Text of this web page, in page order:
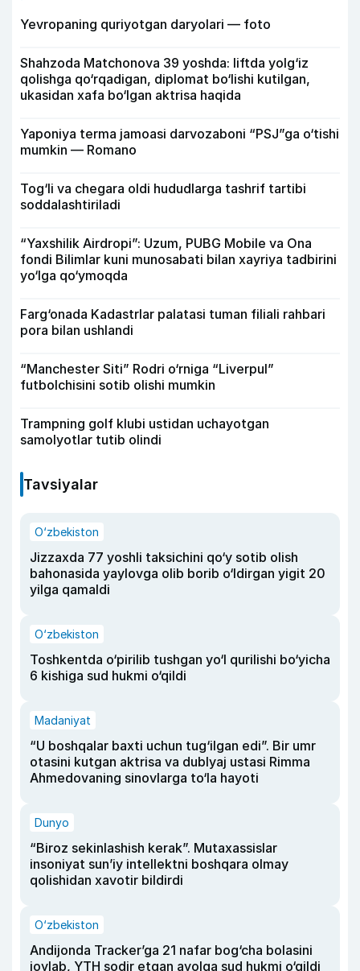
Yevropaning quriyotgan daryolari — foto
Shahzoda Matchonova 39 yoshda: liftda yolg‘iz
qolishga qo‘rqadigan, diplomat bo‘lishi kutilgan,
ukasidan xafa bo‘lgan aktrisa haqida
Yaponiya terma jamoasi darvozaboni “PSJ”ga o‘tishi
mumkin — Romano
Tog‘li va chegara oldi hududlarga tashrif tartibi
soddalashtiriladi
“Yaxshilik Airdropi”: Uzum, PUBG Mobile va Ona
fondi Bilimlar kuni munosabati bilan xayriya tadbirini
yo‘lga qo‘ymoqda
Farg‘onada Kadastrlar palatasi tuman filiali rahbari
pora bilan ushlandi
“Manchester Siti” Rodri o‘rniga “Liverpul”
futbolchisini sotib olishi mumkin
Trampning golf klubi ustidan uchayotgan
samolyotlar tutib olindi
Tavsiyalar
O‘zbekiston
Jizzaxda 77 yoshli taksichini qo‘y sotib olish
bahonasida yaylovga olib borib o‘ldirgan yigit 20
yilga qamaldi
O‘zbekiston
Toshkentda o‘pirilib tushgan yo‘l qurilishi bo‘yicha
6 kishiga sud hukmi o‘qildi
Madaniyat
“U boshqalar baxti uchun tug‘ilgan edi”. Bir umr
otasini kutgan aktrisa va dublyaj ustasi Rimma
Ahmedovaning sinovlarga to‘la hayoti
Dunyo
“Biroz sekinlashish kerak”. Mutaxassislar
insoniyat sun’iy intellektni boshqara olmay
qolishidan xavotir bildirdi
O‘zbekiston
Andijonda Tracker’ga 21 nafar bog‘cha bolasini
joylab, YTH sodir etgan ayolga sud hukmi o‘qildi